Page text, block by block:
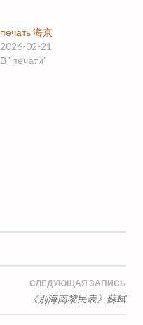
печать 海京
2026-02-21
В "печати"
СЛЕДУЮЩАЯ ЗАПИСЬ
《別海南黎民表》蘇軾